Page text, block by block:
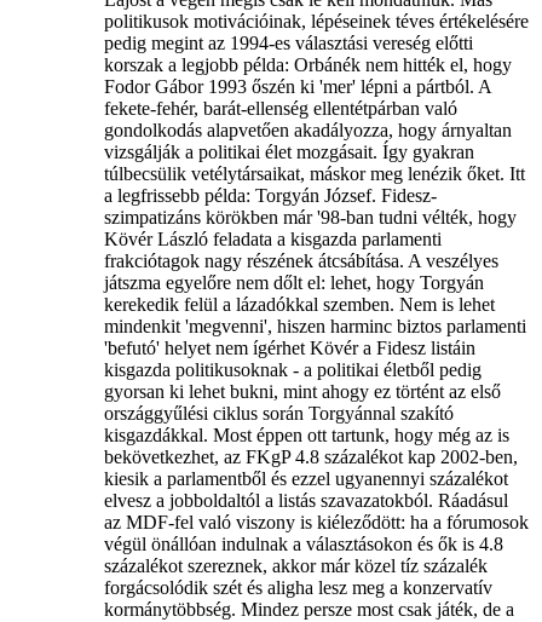
politikusok motivációinak, lépéseinek téves értékelésére
pedig megint az 1994-es választási vereség előtti
korszak a legjobb példa: Orbánék nem hitték el, hogy
Fodor Gábor 1993 őszén ki 'mer' lépni a pártból. A
fekete-fehér, barát-ellenség ellentétpárban való
gondolkodás alapvetően akadályozza, hogy árnyaltan
vizsgálják a politikai élet mozgásait. Így gyakran
túlbecsülik vetélytársaikat, máskor meg lenézik őket. Itt
a legfrissebb példa: Torgyán József. Fidesz-
szimpatizáns körökben már '98-ban tudni vélték, hogy
Kövér László feladata a kisgazda parlamenti
frakciótagok nagy részének átcsábítása. A veszélyes
játszma egyelőre nem dőlt el: lehet, hogy Torgyán
kerekedik felül a lázadókkal szemben. Nem is lehet
mindenkit 'megvenni', hiszen harminc biztos parlamenti
'befutó' helyet nem ígérhet Kövér a Fidesz listáin
kisgazda politikusoknak - a politikai életből pedig
gyorsan ki lehet bukni, mint ahogy ez történt az első
országgyűlési ciklus során Torgyánnal szakító
kisgazdákkal. Most éppen ott tartunk, hogy még az is
bekövetkezhet, az FKgP 4.8 százalékot kap 2002-ben,
kiesik a parlamentből és ezzel ugyanennyi százalékot
elvesz a jobboldaltól a listás szavazatokból. Ráadásul
az MDF-fel való viszony is kiéleződött: ha a fórumosok
végül önállóan indulnak a választásokon és ők is 4.8
százalékot szereznek, akkor már közel tíz százalék
forgácsolódik szét és aligha lesz meg a konzervatív
kormánytöbbség. Mindez persze most csak játék, de a